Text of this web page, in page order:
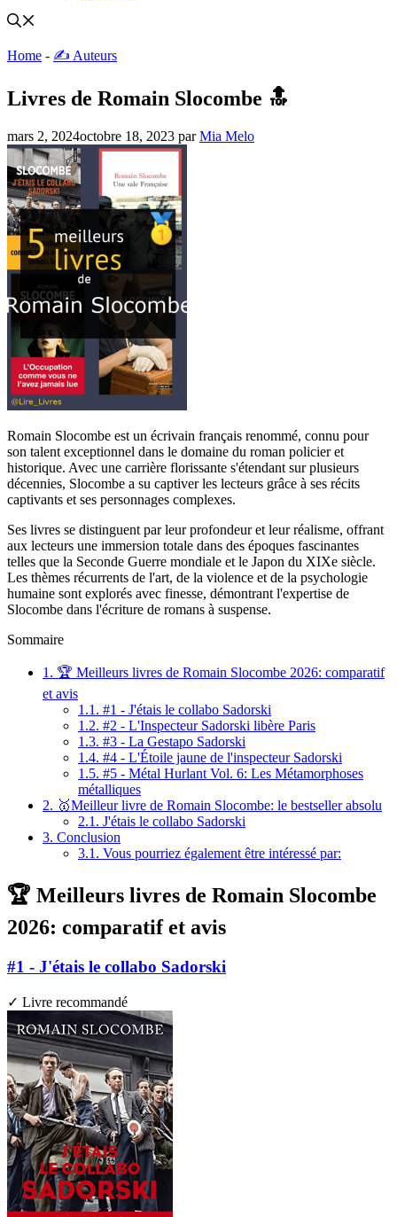
Home - ✍️ Auteurs
Livres de Romain Slocombe 🔝
mars 2, 2024octobre 18, 2023 parMia Melo
Romain Slocombe est un écrivain français renommé, connu pour
son talent exceptionnel dans le domaine du roman policier et
historique. Avec une carrière florissante s'étendant sur plusieurs
décennies, Slocombe a su captiver les lecteurs grâce à ses récits
captivants et ses personnages complexes.
Ses livres se distinguent par leur profondeur et leur réalisme, offrant
aux lecteurs une immersion totale dans des époques fascinantes
telles que la Seconde Guerre mondiale et le Japon du XIXe siècle.
Les thèmes récurrents de l'art, de la violence et de la psychologie
humaine sont explorés avec finesse, démontrant l'expertise de
Slocombe dans l'écriture de romans à suspense.
Sommaire
1. 🏆 Meilleurs livres de Romain Slocombe 2026: comparatif
et avis
1.1. #1 - J'étais le collabo Sadorski
1.2. #2 - L'Inspecteur Sadorski libère Paris
1.3. #3 - La Gestapo Sadorski
1.4. #4 - L'Étoile jaune de l'inspecteur Sadorski
1.5. #5 - Métal Hurlant Vol. 6: Les Métamorphoses
métalliques
2. 🥇Meilleur livre de Romain Slocombe: le bestseller absolu
2.1. J'étais le collabo Sadorski
3. Conclusion
3.1. Vous pourriez également être intéressé par:
🏆 Meilleurs livres de Romain Slocombe
2026: comparatif et avis
#1 - J'étais le collabo Sadorski
✓ Livre recommandé